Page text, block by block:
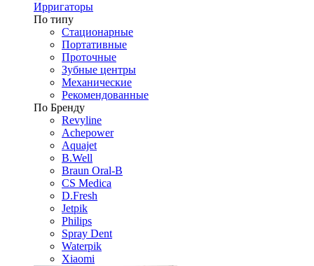
Ирригаторы
По типу
Стационарные
Портативные
Проточные
Зубные центры
Механические
Рекомендованные
По Бренду
Revyline
Achepower
Aquajet
B.Well
Braun Oral-B
CS Medica
D.Fresh
Jetpik
Philips
Spray Dent
Waterpik
Xiaomi